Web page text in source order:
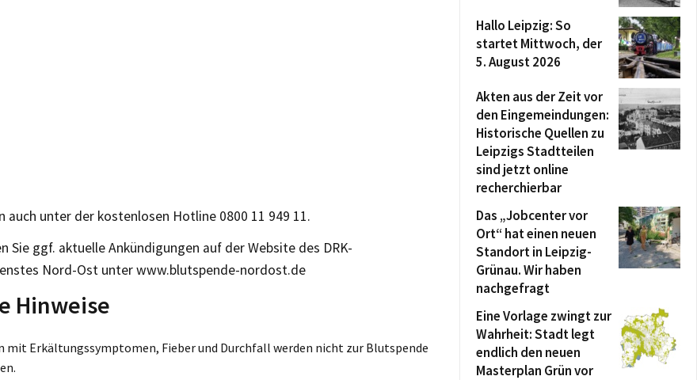
auch unter der kostenlosen Hotline 0800 11 949 11.
Sie ggf. aktuelle Ankündigungen auf der Website des DRK-
Nord-Ost unter www.blutspende-nordost.de
Hinweise
mit Erkältungssymptomen, Fieber und Durchfall werden nicht zur Blutspende
Hallo Leipzig: So
startet Mittwoch, der
5. August 2026
Akten aus der Zeit vor
den Eingemeindungen:
Historische Quellen zu
Leipzigs Stadtteilen
sind jetzt online
recherchierbar
Das „Jobcenter vor
Ort“ hat einen neuen
Standort in Leipzig-
Grünau. Wir haben
nachgefragt
Eine Vorlage zwingt zur
Wahrheit: Stadt legt
endlich den neuen
Masterplan Grün vor